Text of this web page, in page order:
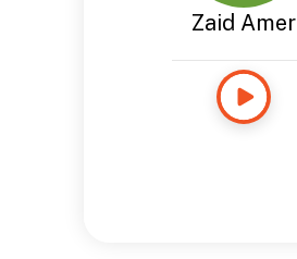
Zaid Amer